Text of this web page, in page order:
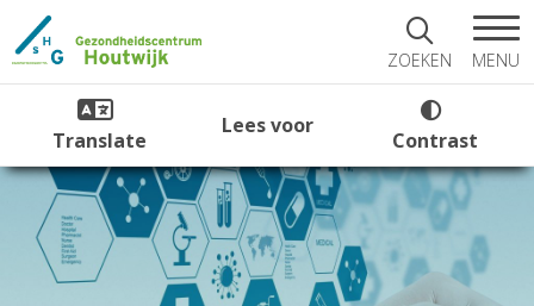
ZOEKEN MENU
Translate
Lees voor
Contrast